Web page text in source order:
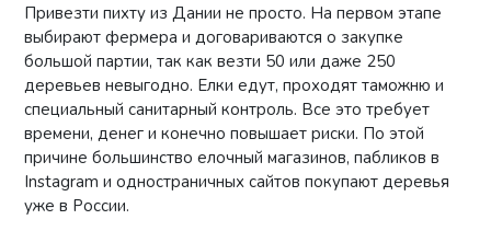
Привезти пихту из Дании не просто. На первом этапе
выбирают фермера и договариваются о закупке
большой партии, так как везти 50 или даже 250
деревьев невыгодно. Елки едут, проходят таможню и
специальный санитарный контроль. Все это требует
времени, денег и конечно повышает риски. По этой
причине большинство елочный магазинов, пабликов в
Instagram и одностраничных сайтов покупают деревья
уже в России.